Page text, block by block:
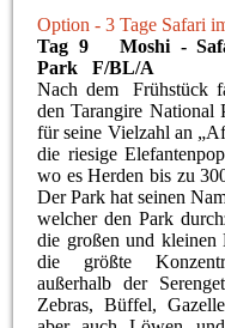
Option - 3 Tage Safari
Tag 9 Moshi -
Park F/BL/A
Nach dem Frühstück
den Tarangire National
für seine Vielzahl an
die riesige
wo es Herden bis zu
Der Park hat seinen
welcher den Park
die großen und
die größte
außerhalb der
Zebras, Büffel,